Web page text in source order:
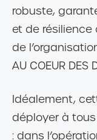
robuste,
et de
de l’organisation
AU COEUR DES
Idéalement,
déployer à
: dans